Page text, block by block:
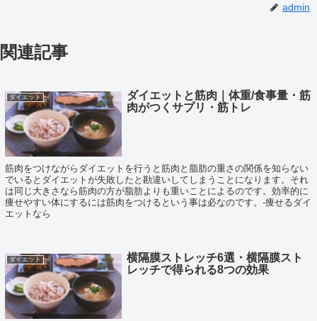
admin
関連記事
ダイエット
ダイエットと筋肉｜体重/食事量・筋
肉がつくサプリ・筋トレ
筋肉をつけながらダイエットを行うと筋肉と脂肪の重さの関係を知らない
でいるとダイエットが失敗したと勘違いしてしまうことになります。それ
は同じ大きさなら筋肉の方が脂肪よりも重いことによるのです。効率的に
痩せやすい体にするには筋肉をつけるという事は必なのです。-痩せるダイ
エットなら
ダイエット
横隔膜ストレッチ6選・横隔膜スト
レッチで得られる8つの効果